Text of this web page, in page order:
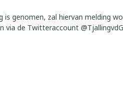
is genomen, zal hiervan melding
via de Twitteraccount